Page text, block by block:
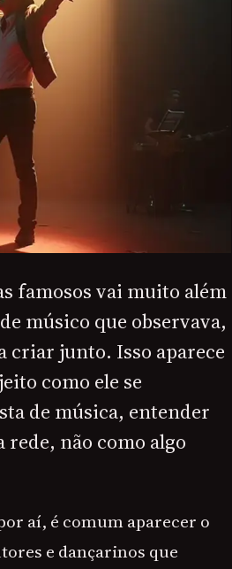
famosos vai muito além
músico que observava,
criar junto. Isso aparece
como ele se
de música, entender
rede, não como algo
aí, é comum aparecer o
e dançarinos que